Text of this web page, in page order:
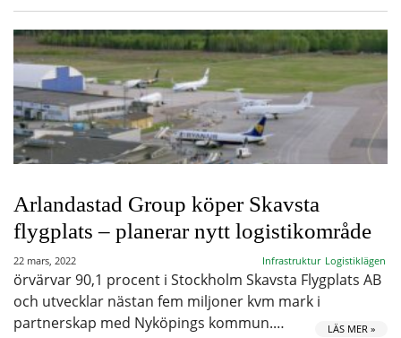
Arlandastad Group köper Skavsta
flygplats – planerar nytt logistikområde
22 mars, 2022 Infrastruktur Logistiklägen
örvärvar 90,1 procent i Stockholm Skavsta Flygplats AB
och utvecklar nästan fem miljoner kvm mark i
partnerskap med Nyköpings kommun.…
LÄS MER »